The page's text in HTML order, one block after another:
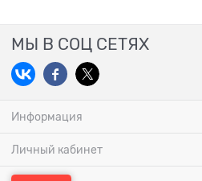
МЫ В СОЦ СЕТЯХ
Информация
Личный кабинет